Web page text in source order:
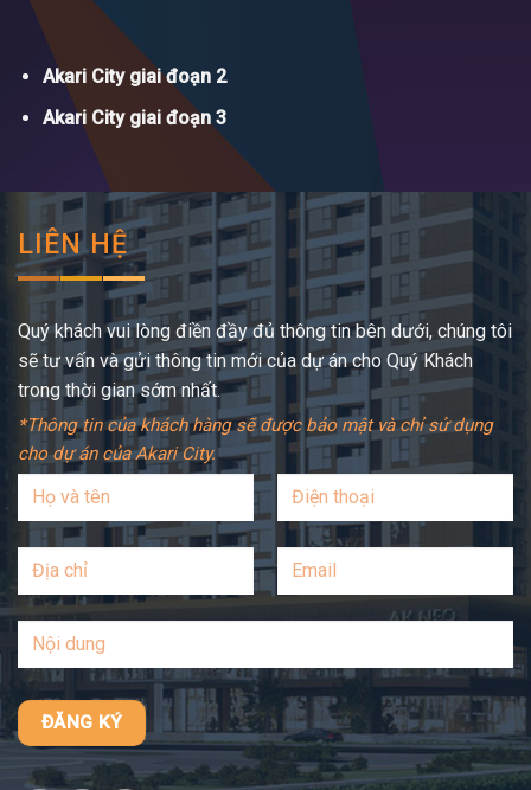
Akari City giai đoạn 2
Akari City giai đoạn 3
LIÊN HỆ
Quý khách vui lòng điền đầy đủ thông tin bên dưới, chúng tôi
sẽ tư vấn và gửi thông tin mới của dự án cho Quý Khách
trong thời gian sớm nhất.
*Thông tin của khách hàng sẽ được bảo mật và chỉ sử dụng
cho dự án của Akari City.